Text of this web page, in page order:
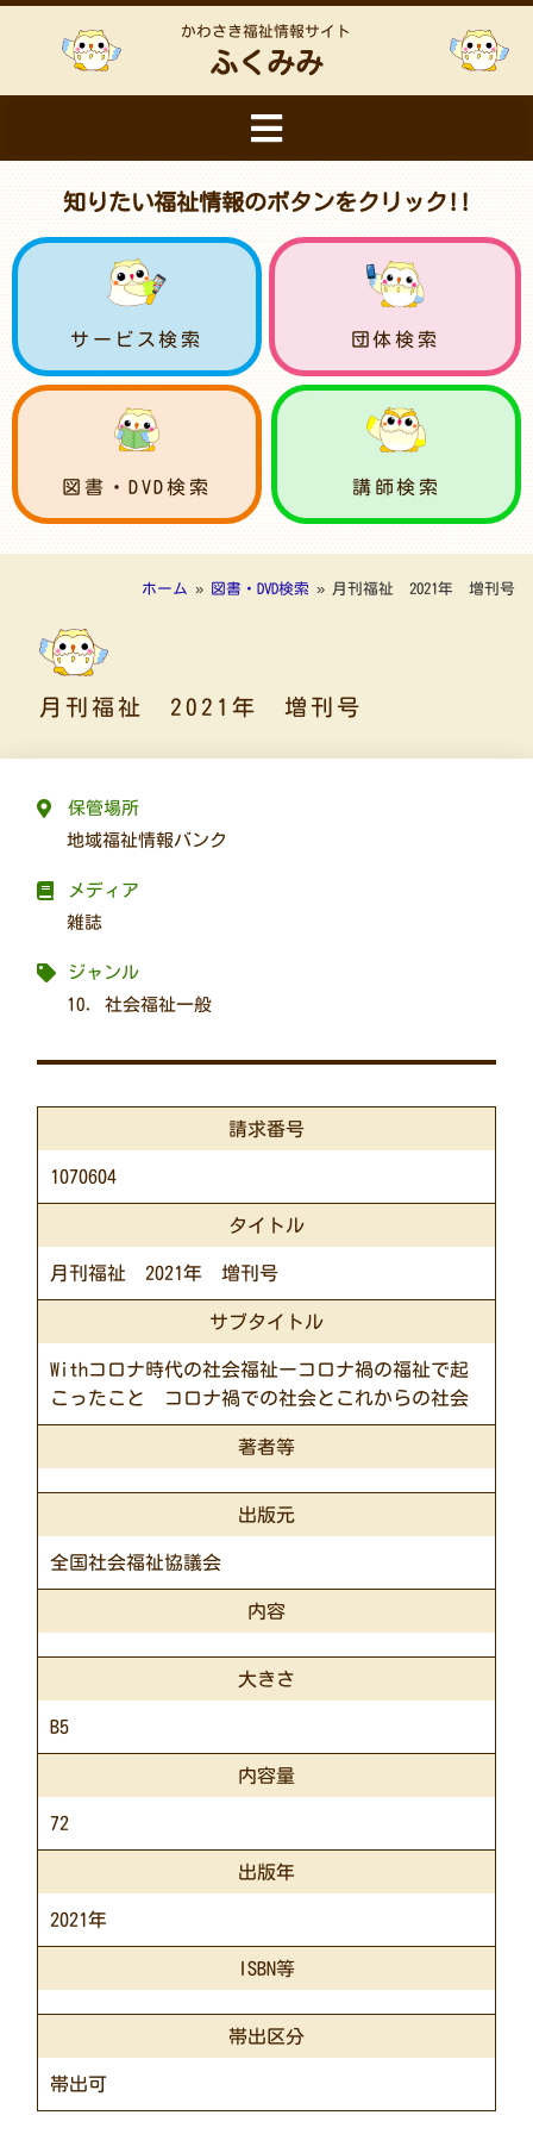
かわさき福祉情報サイト
ふくみみ
知りたい福祉情報のボタンをクリック!!
サービス検索 団体検索
図書・DVD検索 講師検索
ホーム » 図書・DVD検索 » 月刊福祉 2021年 増刊号
月刊福祉 2021年 増刊号
保管場所
地域福祉情報バンク
メディア
雑誌
ジャンル
10. 社会福祉一般
請求番号
1070604
タイトル
月刊福祉 2021年 増刊号
サブタイトル
Withコロナ時代の社会福祉ーコロナ禍の福祉で起
こったこと コロナ禍での社会とこれからの社会
著者等
出版元
全国社会福祉協議会
内容
大きさ
B5
内容量
72
出版年
2021年
ISBN等
帯出区分
帯出可